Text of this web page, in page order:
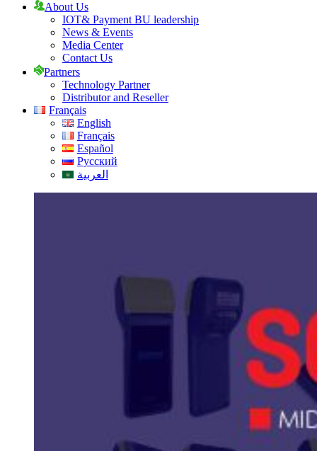
About Us
IOT& Payment BU leadership
News & Events
Media Center
Contact Us
Partners
Technology Partner
Distributor and Reseller
Français
English
Français
Español
Русский
العربية